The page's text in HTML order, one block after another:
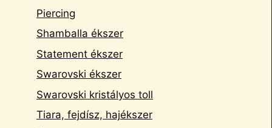
Piercing
Shamballa ékszer
Statement ékszer
Swarovski ékszer
Swarovski kristályos toll
Tiara, fejdísz, hajékszer